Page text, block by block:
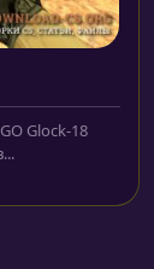
Glock-18